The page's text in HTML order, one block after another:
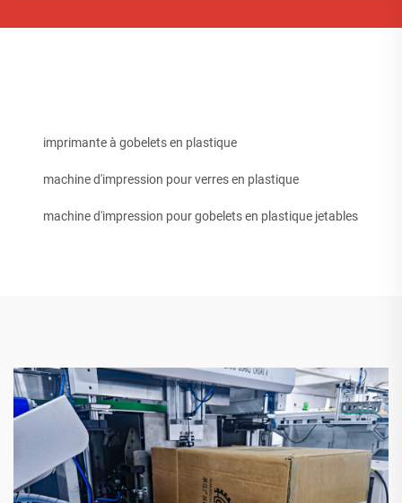
imprimante à gobelets en plastique
machine d'impression pour verres en plastique
machine d'impression pour gobelets en plastique jetables